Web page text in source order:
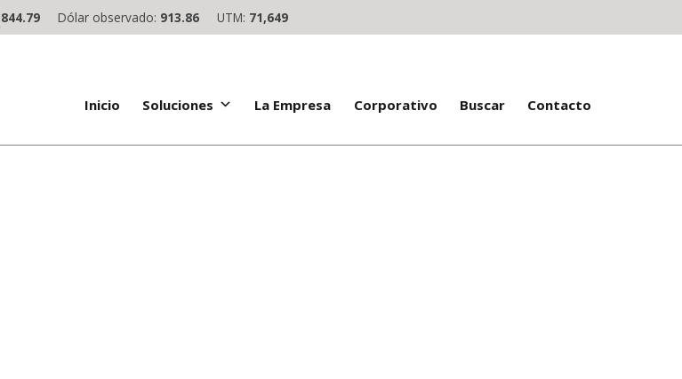
Dólar observado: 913.86 UTM: 71,649
Inicio Soluciones La Empresa Corporativo Buscar Contacto